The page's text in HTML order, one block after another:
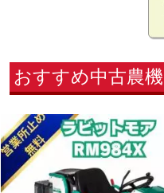
おすすめ中古農機